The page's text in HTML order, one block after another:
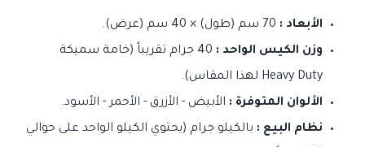
الأبعاد :
وزن الكيس الواحد :
40 جرام تقريباً (خامة سميكة
Heavy Duty لهذا المقاس).
الألوان المتوفرة : الأبيض - الأزرق - الأحمر - الأسود.
نظام البيع : بالكيلو جرام (يحتوي الكيلو الواحد على حوالي